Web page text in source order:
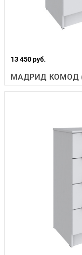
13 450 руб.
МАДРИД КОМОД